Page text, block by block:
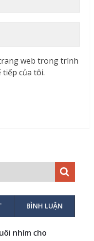
web trong trình
của tôi.
BÌNH LUẬN
nhím cho